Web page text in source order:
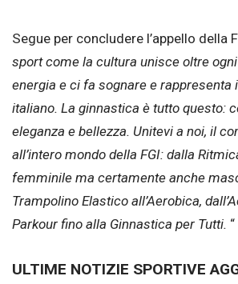
Segue per concludere l’appello della
sport come la cultura unisce oltre
energia e ci fa sognare e rappresenta
italiano. La ginnastica è tutto questo:
eleganza e bellezza. Unitevi a noi, il
all’intero mondo della FGI: dalla
femminile ma certamente anche
Trampolino Elastico all’Aerobica,
Parkour fino alla Ginnastica per Tutti. “
ULTIME NOTIZIE SPORTIVE